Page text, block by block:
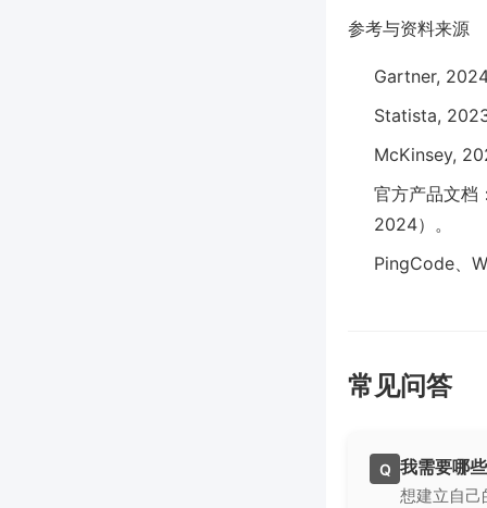
参考与资料来源
Gartner,
Statista,
McKinsey,
官方产品文档
2024）。
PingCode、
常见问答
Q 我需要哪
想建立自己